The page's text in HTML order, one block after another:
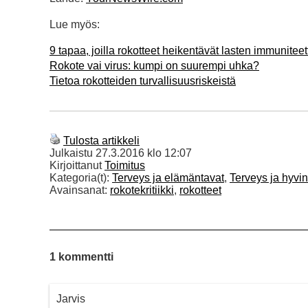
Lue myös:
9 tapaa, joilla rokotteet heikentävät lasten
Rokote vai virus: kumpi on suurempi uhka?
Tietoa rokotteiden turvallisuusriskeistä
Tulosta artikkeli
Julkaistu 27.3.2016 klo 12:07
KirjoittanutToimitus
Kategoria(t): Terveys ja elämäntavat, Terveys ja
Avainsanat: rokotekritiikki, rokotteet
1 kommentti
Jarvis